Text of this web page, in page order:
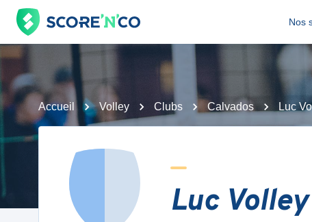
Nos
Accueil Volley Clubs Calvados Luc
Luc